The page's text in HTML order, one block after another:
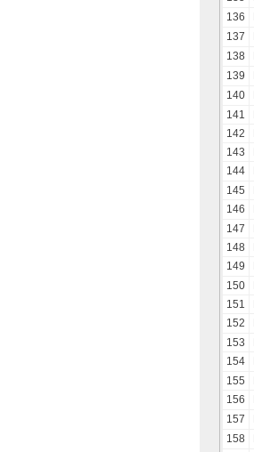
136
137
138
139
140
141
142
143
144
145
146
147
148
149
150
151
152
153
154
155
156
157
158